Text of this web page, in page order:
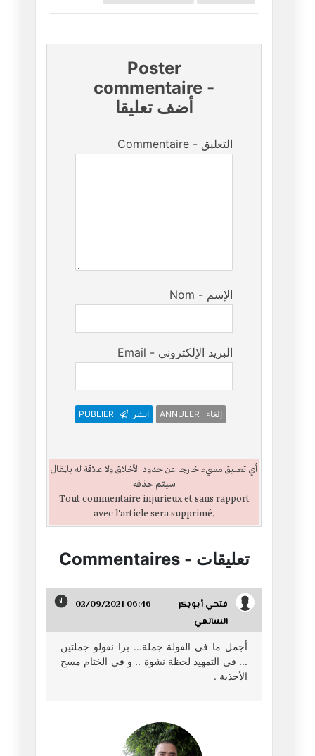
Poster
commentaire -
أضف تعليقا
Commentaire - التعليق
Nom - الإسم
Email - البريد الإلكتروني
PUBLIER انشر ANNULER إلغاء
أي تعليق مسيء خارجا عن حدود الأخلاق ولا علاقة له بالمقال
سيتم حذفه
Tout commentaire injurieux et sans rapport
avec l'article sera supprimé.
Commentaires- تعليقات
فتحي أبوبكر
السالمي
02/09/2021 06:46
أجمل ما في القولة جملة... برا نقولو جملتين
... في التمهيد لحظة نشوة .. و في الختام مسح
الأحذية .